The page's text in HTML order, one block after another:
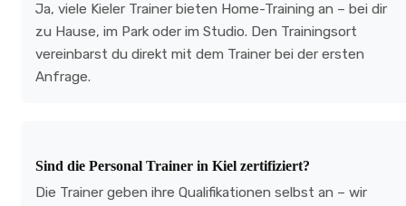
Ja, viele Kieler Trainer bieten Home-Training an – bei dir
zu Hause, im Park oder im Studio. Den Trainingsort
vereinbarst du direkt mit dem Trainer bei der ersten
Anfrage.
Sind die Personal Trainer in Kiel zertifiziert?
Die Trainer geben ihre Qualifikationen selbst an – wir